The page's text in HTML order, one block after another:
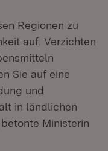
Regionen zu
auf. Verzichten
Sie auf eine
und
in ländlichen
Ministerin